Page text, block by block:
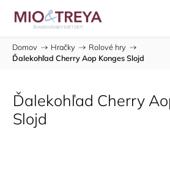
Domov / Hračky / Rolové hry /
Ďalekohľad Cherry Aop Konges Slojd
Ďalekohľad Cherry
Slojd